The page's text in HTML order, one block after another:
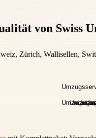
von Swiss
Zürich, Wallisellen,